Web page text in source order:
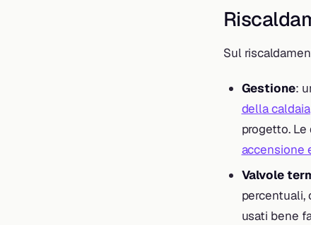
Sul
Gestione:
della caldaia
progetto.
accensione
Valvole
percentuali,
usati bene